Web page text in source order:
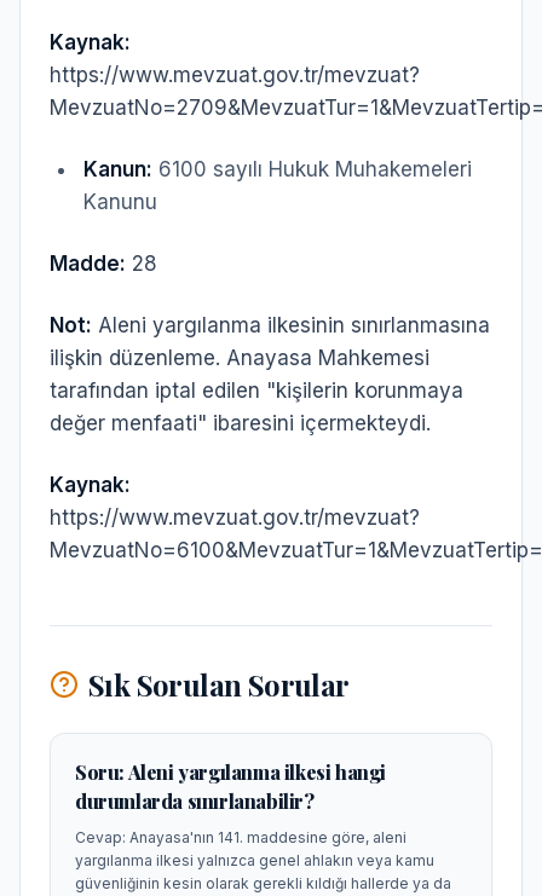
Kaynak:
https://www.mevzuat.gov.tr/mevzuat?
Kanun: 6100 sayılı Hukuk Muhakemeleri
Kanunu
Madde: 28
Not: Aleni yargılanma ilkesinin sınırlanmasına
ilişkin düzenleme. Anayasa Mahkemesi
tarafından iptal edilen "kişilerin korunmaya
değer menfaati" ibaresini içermekteydi.
Kaynak:
https://www.mevzuat.gov.tr/mevzuat?
Sık Sorulan Sorular
Soru:Aleni yargılanma ilkesi hangi
durumlarda sınırlanabilir?
Cevap: Anayasa'nın 141. maddesine göre, aleni
yargılanma ilkesi yalnızca genel ahlakın veya kamu
güvenliğinin kesin olarak gerekli kıldığı hallerde ya da